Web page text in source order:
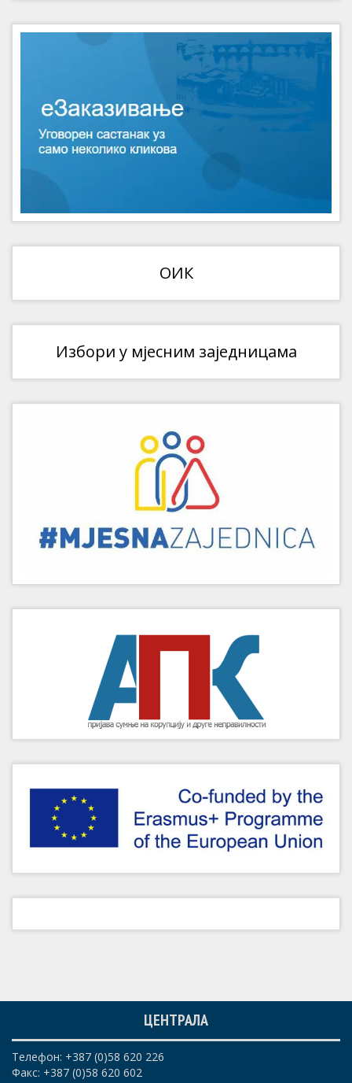
ОИК
Избори у мјесним заједницама
ЦЕНТРАЛА
Телефон: +387 (0)58 620 226
Факс: +387 (0)58 620 602